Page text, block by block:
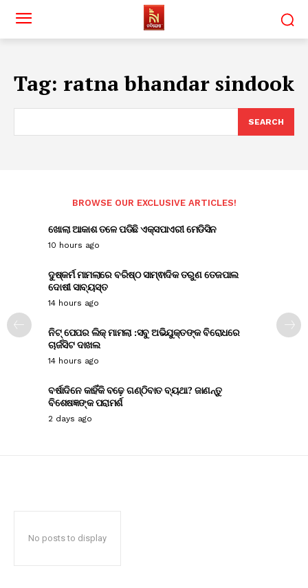
Tag: ratna bhandar sindook
SEARCH
BROWSE OUR EXCLUSIVE ARTICLES!
ଖୋଲା ଆକାଶ ତଳେ ପଡିଛି ଏକ୍ସପାଏରୀ ମେଡିସିନ
10 hours ago
ଦୁଷ୍କର୍ମ ମାମଲାରେ ବରିଷ୍ଠ ସାମ୍ଵାଦିକ ତରୁଣ ତେଜପାଲ
ଦୋଷୀ ସାବ୍ୟସ୍ତ
14 hours ago
ନିଟ୍ ପେପର ଲିକ୍ ମାମଲା :ସବୁ ଅଭିଯୁକ୍ତଙ୍କ ବିରୋଧରେ
ଚାର୍ଜସିଟ ଦାଖଲ
14 hours ago
ବର୍ଷାଦିନେ କାହିଁକି ବଢ଼େ ଗଣ୍ଠିବାତ ବ୍ୟଥା? ଜାଣନ୍ତୁ
ବିଶେଷଜ୍ଞଙ୍କ ପରାମର୍ଶ
2 days ago
No posts to display